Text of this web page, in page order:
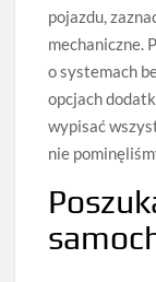
pojazdu,
mechaniczne.
o systemach
opcjach
wypisać
nie